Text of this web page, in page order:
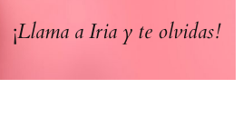
¡Llama a Iria y te olvidas!